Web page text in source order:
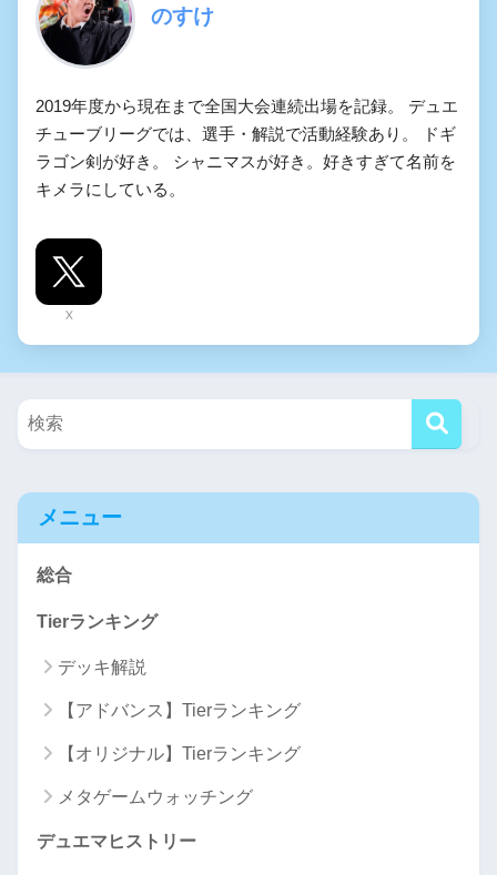
のすけ
2019年度から現在まで全国大会連続出場を記録。 デュエ
チューブリーグでは、選手・解説で活動経験あり。 ドギ
ラゴン剣が好き。 シャニマスが好き。好きすぎて名前を
キメラにしている。
X
メニュー
総合
Tierランキング
デッキ解説
【アドバンス】Tierランキング
【オリジナル】Tierランキング
メタゲームウォッチング
デュエマヒストリー